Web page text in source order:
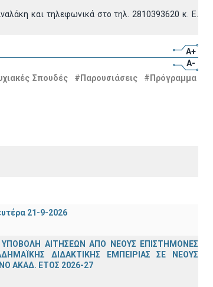
και τηλεφωνικά στο τηλ. 2810393620 κ. Ε.
A+
A-
Σπουδές #Παρουσιάσεις
#Πρόγραμμα
21-9-2026
ΑΙΤΗΣΕΩΝ ΑΠΟ ΝΕΟΥΣ ΕΠΙΣΤΗΜΟΝΕΣ
ΔΙΔΑΚΤΙΚΗΣ ΕΜΠΕΙΡΙΑΣ ΣΕ ΝΕΟΥΣ
ΑΚΑΔ. ΕΤΟΣ 2026-27